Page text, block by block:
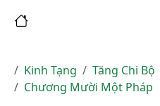
Kinh Tạng Tăng Chi Bộ
Chương Mười Một Pháp